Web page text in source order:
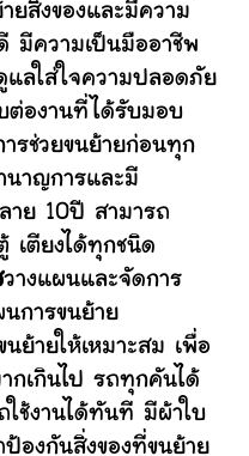
ยสิ่งของและมีความ
มีความเป็นมืออาชีพ
แลใส่ใจความปลอดภัย
ต่องานที่ได้รับมอบ
รช่วยขนย้ายก่อนทุก
นาญการและมี
าย 10ปี สามารถ
เตียงได้ทุกชนิด
วางแผนและจัดการ
นการขนย้าย
นย้ายให้เหมาะสม เพื่อ
ากเกินไป รถทุกคันได้
ใช้งานได้ทันที มีผ้าใบ
องกันสิ่งของที่ขนย้าย